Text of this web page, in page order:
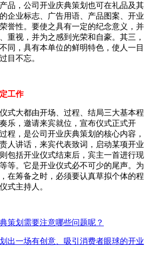
品，公司开业庆典策划也可在礼品及其
企业标志、广告用语、产品图案、开业
誉性。要使之具有一定的纪念意义，并
重视，并为之感到光荣和自豪。其三，
同，具有本单位的鲜明特色，使人一目
目不忘。
工作
式大都由开场、过程、结局三大基本程
乐，邀请来宾就位，宣布仪式正式开
程，是公司开业庆典策划的核心内容，
人讲话，来宾代表致词，启动某项开业
包括开业仪式结束后，宾主一首进行现
等。它是开业仪式必不可少的尾声。为
在筹备之时，必须要认真草拟个体的程
式主持人。
策划需要注意哪些问题呢？
出一场有创意、吸引消费者眼球的开业